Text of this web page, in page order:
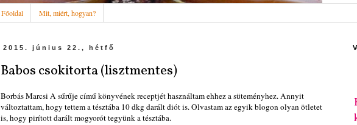
Főoldal Mit, miért, hogyan?
2015. június 22., hétfő
Babos csokitorta (lisztmentes)
Borbás Marcsi A sűrűje című könyvének receptjét használtam ehhez a süteményhez. Annyit
változtattam, hogy tettem a tésztába 10 dkg darált diót is. Olvastam az egyik blogon olyan ötletet
is, hogy pirított darált mogyorót tegyünk a tésztába.